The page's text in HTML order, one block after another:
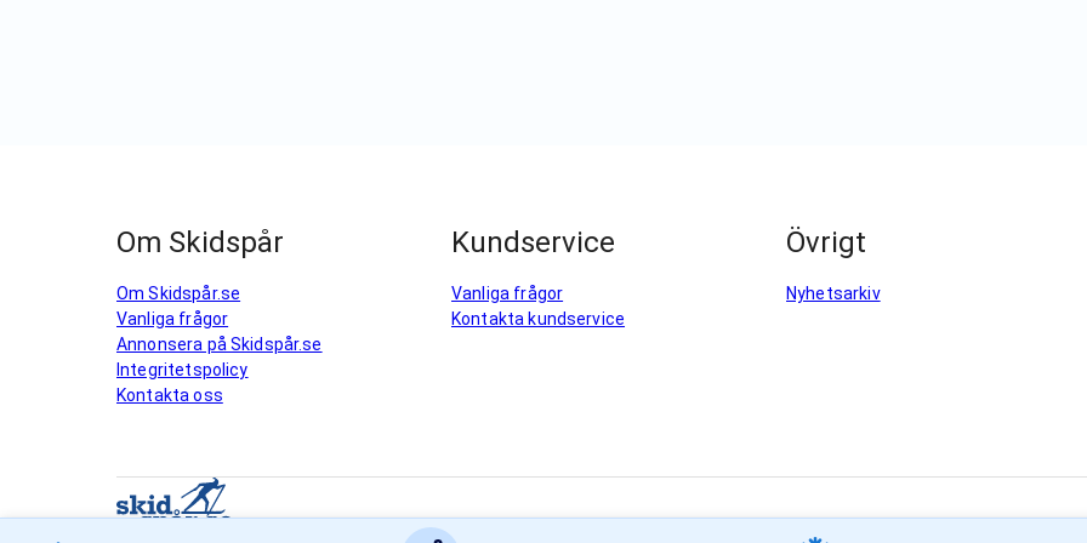
Om Skidspår
Om Skidspår.se
Vanliga frågor
Annonsera på Skidspår.se
Integritetspolicy
Kontakta oss
Kundservice
Vanliga frågor
Kontakta kundservice
Övrigt
Nyhetsarkiv